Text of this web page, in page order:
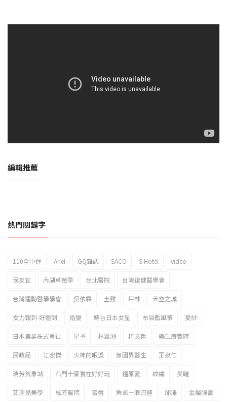
編輯推薦
2023新北市北海岸國際風箏節「風在石起」霸氣回歸
熱門關鍵字
110全中運 Ariel GQ雜誌 SACO S Hotel video
侯友宜 內湖草莓季 台北醫院 台灣復健醫學會
台灣運動醫學學會 吳依霖 土雞 坪林 天空之城
女力報到-好運到 婚變 嫁台日本女星 布袋戲風箏 愛紗
日本農業株式會社 星予 林瀛洲 柯文哲 樂生療養院
民政局 江宏傑 火神的眼淚 無國界醫生 王泉仁
瑞芳氣象站 石門十景實在好好玩 福原愛 紋繡 美睫
艾瑞兒美學 萬芳醫院 蜜唇 角頭－浪流連 邱澤 金屬彈簧